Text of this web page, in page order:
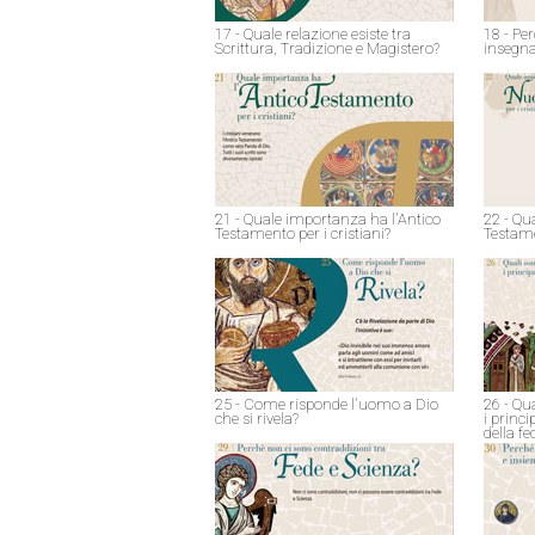
17 - Quale relazione esiste tra
Scrittura, Tradizione e Magistero?
18 -
21 - Quale importanza ha l'Antico
Testamento per i cristiani?
22 -
25 - Come risponde l'uomo a Dio
che si rivela?
26 -
i
della